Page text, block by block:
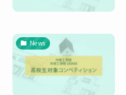
News